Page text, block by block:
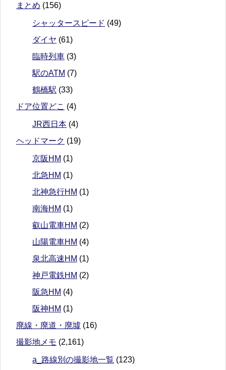
まとめ (156)
シャッタースピード (49)
ダイヤ (61)
臨時列車 (3)
駅のATM (7)
鶴橋駅 (33)
ドア位置どこ (4)
JR西日本 (4)
ヘッドマーク (19)
京阪HM (1)
北急HM (1)
北神急行HM (1)
南海HM (1)
叡山電車HM (2)
山陽電車HM (4)
泉北高速HM (1)
神戸電鉄HM (2)
阪急HM (4)
阪神HM (1)
廃線・廃道・廃墟 (16)
撮影地メモ (2,161)
a_路線別の撮影地一覧 (123)